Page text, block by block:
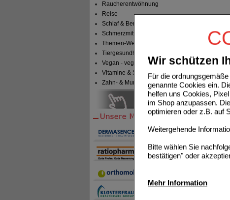
Wir schützen
Für die
genannte Cookies ein.
helfen uns Cookies,
im Shop anzupassen.
optimieren oder z.B. auf
Weitergehende
Bitte wählen Sie
bestätigen" oder
Mehr Information
Raucherentwöhnung
Reise
Schlaf & Beruhigung
Schmerzmittel
Themen-Welten
Tiergesundheit & Tierbedarf
Vegan - vegetarisch
Vitamine & Sport
Zahn- & Mundpflege